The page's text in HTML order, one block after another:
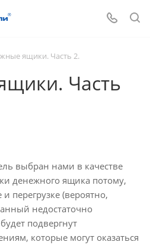
ящики. Часть 2.
Часть
выбран нами в качестве
денежного ящика потому,
перегрузке (вероятно,
недостаточно
подвергнут
которые могут оказаться